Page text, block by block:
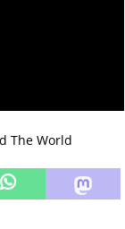
The World